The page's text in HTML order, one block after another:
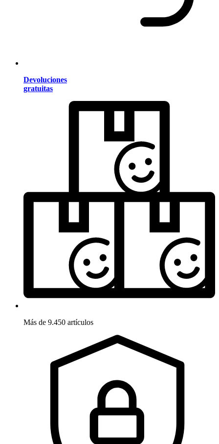
Devoluciones
gratuitas
Más de 9.450 artículos